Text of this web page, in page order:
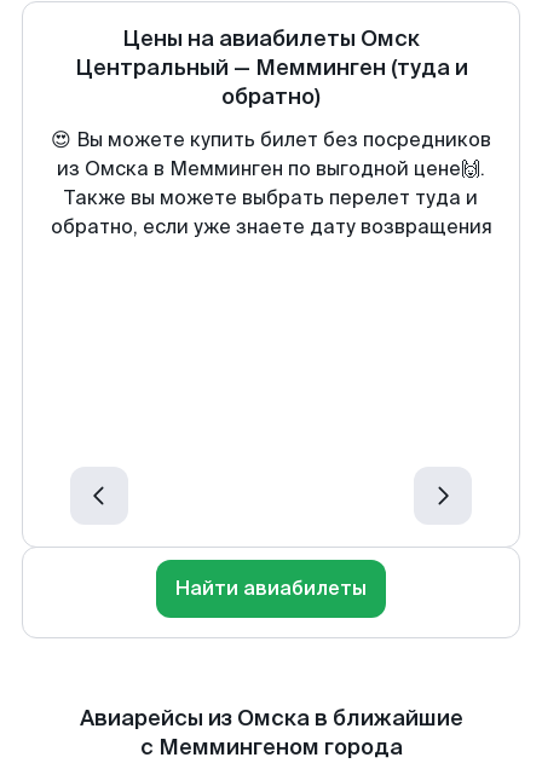
Цены на авиабилеты Омск
Центральный — Мемминген (туда и
обратно)
😍 Вы можете купить билет без посредников
из Омска в Мемминген по выгодной цене🙌.
Также вы можете выбрать перелет туда и
обратно, если уже знаете дату возвращения
Найти авиабилеты
Авиарейсы из Омска в ближайшие
с Меммингеном города